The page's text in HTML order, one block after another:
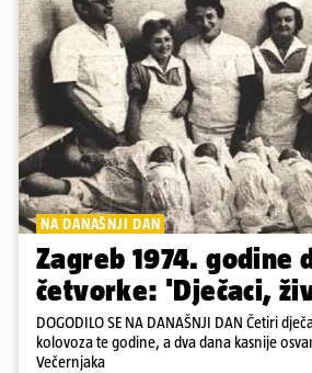
NA DANAŠNJI DAN
Zagreb 1974. godine
četvorke: 'Dječaci,
DOGODILO SE NA DANAŠNJI DAN Četiri
kolovoza te godine, a dva dana kasnije
Večernjaka